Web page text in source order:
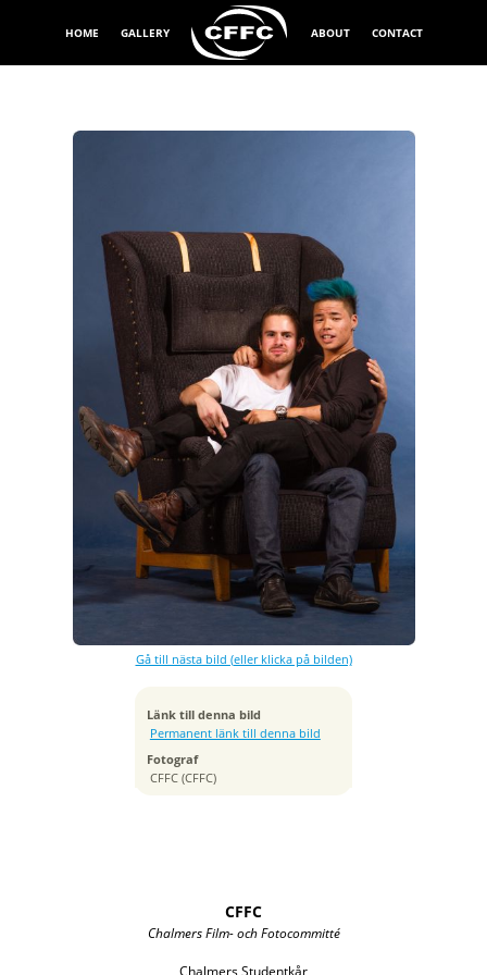
HOME GALLERY ABOUT CONTACT
Gå till nästa bild (eller klicka på bilden)
Länk till denna bild
Permanent länk till denna bild
Fotograf
CFFC (CFFC)
Exponeringstid
1/160 sek
Bländare
f/7.1
Tagen
ISO
200
Brännvidd
82 mm
CFFC
Chalmers Film- och Fotocommitté